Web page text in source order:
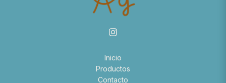
Inicio
Productos
Contacto